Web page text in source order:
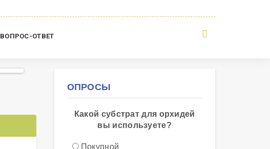
ВОПРОС-ОТВЕТ
ОПРОСЫ
Какой субстрат для орхидей
вы используете?
Покупной